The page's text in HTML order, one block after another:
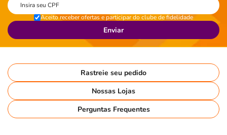
Aceito receber ofertas e participar do clube de fidelidade
Enviar
Rastreie seu pedido
Nossas Lojas
Perguntas Frequentes